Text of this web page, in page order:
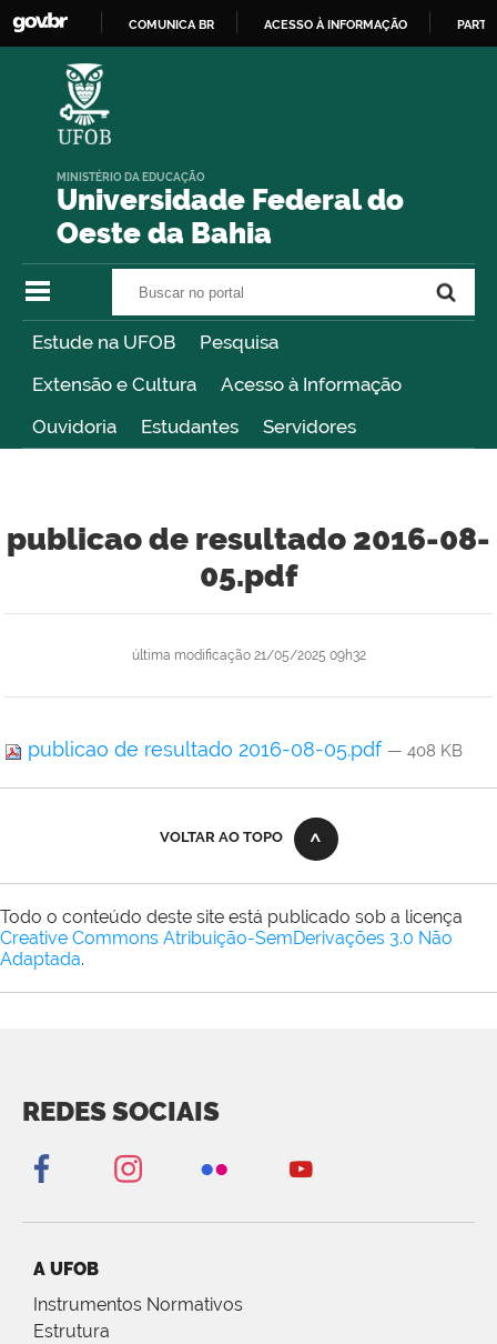
COMUNICA BR ACESSO À INFORMAÇÃO
Universidade Federal do
Oeste da Bahia
MINISTÉRIO DA EDUCAÇÃO
Estude na UFOB
Pesquisa
Extensão e Cultura
Acesso à Informação
Ouvidoria
Estudantes Servidores
publicao de resultado 2016-08-
05.pdf
última modificação21/05/2025 09h32
publicao de resultado 2016-08-05.pdf — 408 KB
VOLTAR AO TOPO
Todo o conteúdo deste site está publicado sob a licença
Creative Commons Atribuição-SemDerivações 3.0 Não
Adaptada.
REDES SOCIAIS
A UFOB
Instrumentos Normativos
Estrutura